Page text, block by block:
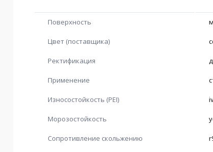
Поверхность
Цвет (поставщика)
Ректификация
Применение
Износостойкость (PEI)
Морозостойкость
Сопротивление скольжению